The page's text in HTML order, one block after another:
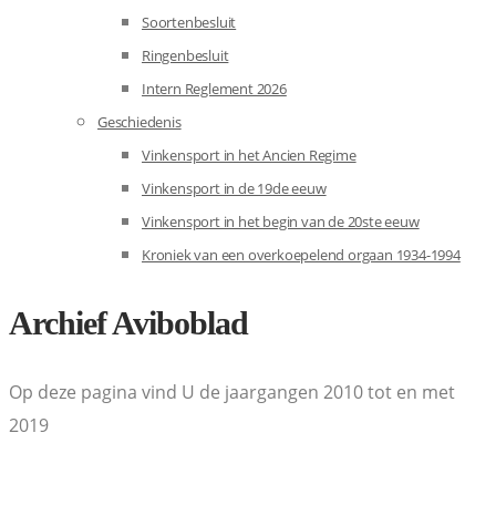
Soortenbesluit
Ringenbesluit
Intern Reglement 2026
Geschiedenis
Vinkensport in het Ancien Regime
Vinkensport in de 19de eeuw
Vinkensport in het begin van de 20ste eeuw
Kroniek van een overkoepelend orgaan 1934-1994
Archief Aviboblad
Op deze pagina vind U de jaargangen 2010 tot en met
2019